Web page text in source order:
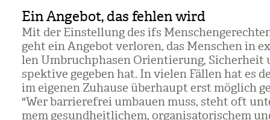
Ein Angebot, das fehlen wird
Mit der Ein­stel­lung des ifs
geht ein Ange­bot ver­lo­ren, das Men­schen in
len Umbruch­pha­sen Ori­en­tie­rung, Sicher­heit
spek­tive gege­ben hat. In vie­len Fäl­len hat es
im eige­nen Zuhause über­haupt erst mög­lich
"Wer bar­rie­re­frei umbauen muss, steht oft
mem gesund­heit­li­chem, orga­ni­sa­to­ri­schem